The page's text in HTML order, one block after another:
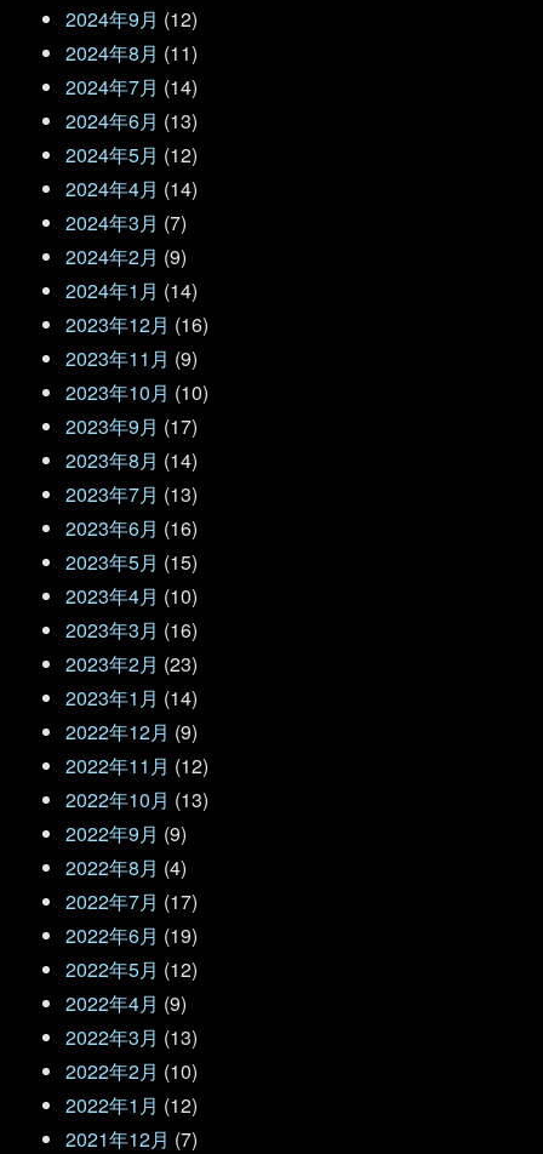
2024年9月 (12)
2024年8月 (11)
2024年7月 (14)
2024年6月 (13)
2024年5月 (12)
2024年4月 (14)
2024年3月 (7)
2024年2月 (9)
2024年1月 (14)
2023年12月 (16)
2023年11月 (9)
2023年10月 (10)
2023年9月 (17)
2023年8月 (14)
2023年7月 (13)
2023年6月 (16)
2023年5月 (15)
2023年4月 (10)
2023年3月 (16)
2023年2月 (23)
2023年1月 (14)
2022年12月 (9)
2022年11月 (12)
2022年10月 (13)
2022年9月 (9)
2022年8月 (4)
2022年7月 (17)
2022年6月 (19)
2022年5月 (12)
2022年4月 (9)
2022年3月 (13)
2022年2月 (10)
2022年1月 (12)
2021年12月 (7)